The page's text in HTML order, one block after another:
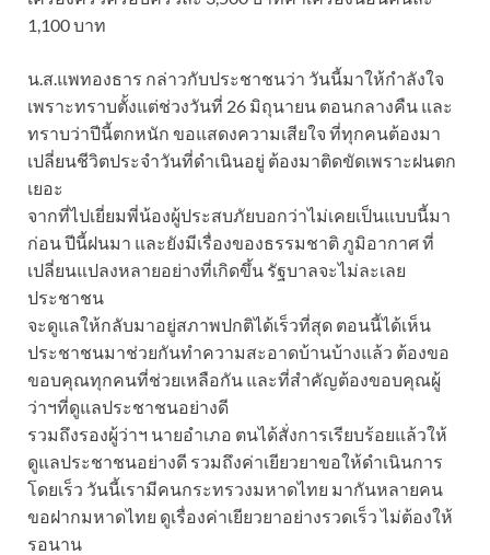
1,100 บาท
น.ส.แพทองธาร กล่าวกับประชาชนว่า วันนี้มาให้กำลังใจ
เพราะทราบตั้งแต่ช่วงวันที่ 26 มิถุนายน ตอนกลางคืน และ
ทราบว่าปีนี้ตกหนัก ขอแสดงความเสียใจ ที่ทุกคนต้องมา
เปลี่ยนชีวิตประจำวันที่ดำเนินอยู่ ต้องมาติดขัดเพราะฝนตก
เยอะ
จากที่ไปเยี่ยมพี่น้องผู้ประสบภัยบอกว่าไม่เคยเป็นแบบนี้มา
ก่อน ปีนี้ฝนมา และยังมีเรื่องของธรรมชาติ ภูมิอากาศ ที่
เปลี่ยนแปลงหลายอย่างที่เกิดขึ้น รัฐบาลจะไม่ละเลย
ประชาชน
จะดูแลให้กลับมาอยู่สภาพปกติได้เร็วที่สุด ตอนนี้ได้เห็น
ประชาชนมาช่วยกันทำความสะอาดบ้านบ้างแล้ว ต้องขอ
ขอบคุณทุกคนที่ช่วยเหลือกัน และที่สำคัญต้องขอบคุณผู้
ว่าฯที่ดูแลประชาชนอย่างดี
รวมถึงรองผู้ว่าฯ นายอำเภอ ตนได้สั่งการเรียบร้อยแล้วให้
ดูแลประชาชนอย่างดี รวมถึงค่าเยียวยาขอให้ดำเนินการ
โดยเร็ว วันนี้เรามีคนกระทรวงมหาดไทย มากันหลายคน
ขอฝากมหาดไทย ดูเรื่องค่าเยียวยาอย่างรวดเร็ว ไม่ต้องให้
รอนาน